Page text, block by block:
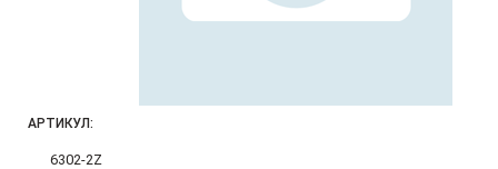
АРТИКУЛ:
6302-2Z